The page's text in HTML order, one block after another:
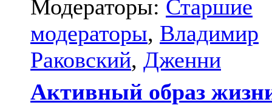
Модераторы: Старшие
модераторы, Владимир
Раковский, Дженни
Активный образ